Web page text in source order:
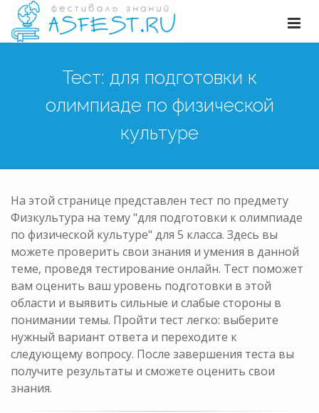
Тест: для подготовки к
олимпиаде по физической
культуре
На этой странице представлен тест по предмету
Физкультура на тему "для подготовки к олимпиаде
по физической культуре" для 5 класса. Здесь вы
можете проверить свои знания и умения в данной
теме, проведя тестирование онлайн. Тест поможет
вам оценить ваш уровень подготовки в этой
области и выявить сильные и слабые стороны в
понимании темы. Пройти тест легко: выберите
нужный вариант ответа и переходите к
следующему вопросу. После завершения теста вы
получите результаты и сможете оценить свои
знания.